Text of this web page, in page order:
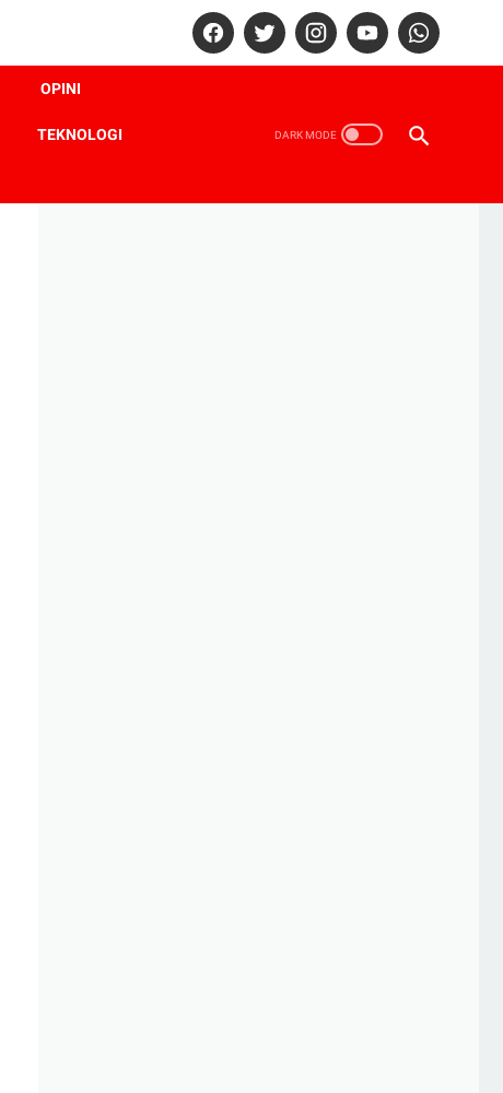
OPINI
TEKNOLOGI